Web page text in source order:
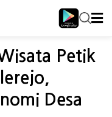
Petik
Desa